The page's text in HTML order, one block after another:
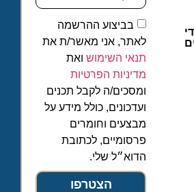
בביצוע ההרשמה
לאתר, אני מאשר/ת את
תנאי השימוש ואת
מדיניות הפרטיות
ומסכים/ה לקבל תכנים
ועדכונים, כולל מידע על
מבצעים וחומרים
פרסומיים, לכתובת
הדוא״ל שלי.
הצטרפו